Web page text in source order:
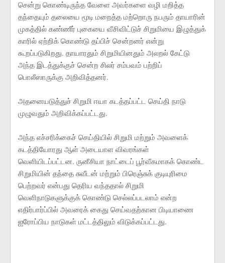
சென்று கொண்டிருந்த வேளை அவர்களை வழி மறித்த
தந்தையும் தலையை மூடி மறைத்த மற்றொரு நபரும் தாயாரின்
முகத்தில் கண்ணீர் புகையை வீசிவிட்டுச் சிறுமியை இழுத்துக்
காரில் ஏற்றிக் கொண்டு தப்பிச் சென்றனர் என்று
கூறப்படுகிறது. தாயாரதும் சிறுமியினதும் அலறல் கேட்டு
அந்த இடத்துக்குச் சென்ற சிலர் சம்பவம் பற்றிப்
பொலீஸாருக்கு அறிவித்தனர்.
அதனையடுத்துச் சிறுமி ஈயா கடத்தப்பட்ட செய்தி நாடு
முழுவதும் அறிவிக்கப்பட்டது.
அந்த எச்சரிக்கைச் செய்தியில் சிறுமி மற்றும் அவளைக்
கடத்தியோரது ஆள் அடையாள விவரங்கள்
வெளியிடப்பட்டன. ருனீசியா நாட்டைப் பூர்வீகமாகக் கொண்ட
சிறுமியின் தந்தை சுவீடன் மற்றும் பிரெஞ்சுக் குடியுரிமை
பெற்றவர் என்பது தெரிய வந்ததால் சிறுமி
வெளிநாடுகளுக்குக் கொண்டு செல்லப்படலாம் என்ற
எதிர்பார்ப்பில் அவரைக் கைது செய்வதற்கான பிடியாணை
ஐரோப்பிய நாடுகள் மட்டத்திலும் விடுக்கப்பட்டது.